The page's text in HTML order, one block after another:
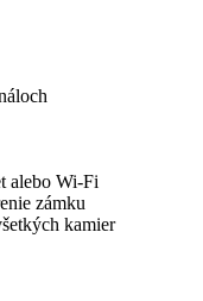
alebo Wi-Fi
zámku
kamier